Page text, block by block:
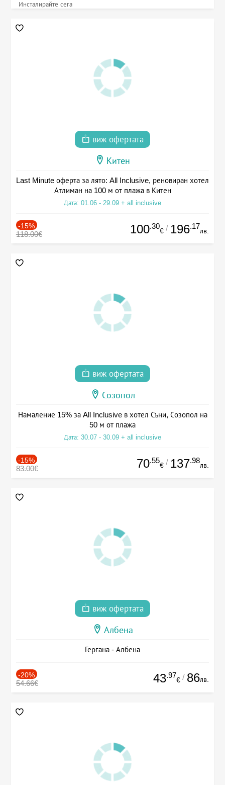
Инсталирайте сега
виж офертата
Китен
Last Minute оферта за лято: All Inclusive, реновиран хотел
Атлиман на 100 м от плажа в Китен
Дата: 01.06 - 29.09 + all inclusive
-15%
118.00€ 100.30
€ / 196.17
лв.
виж офертата
Созопол
Намаление 15% за All Inclusive в хотел Съни, Созопол на
50 м от плажа
Дата: 30.07 - 30.09 + all inclusive
-15%
83.00€ 70.55
€ / 137.98
лв.
виж офертата
Албена
Гергана - Албена
-20%
54.66€ 43.97
€ / 86лв.